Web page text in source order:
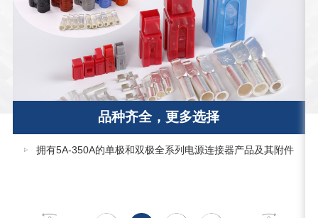
品种齐全，更多选择
拥有5A-350A的单极和双极全系列电源连接器产品及其附件